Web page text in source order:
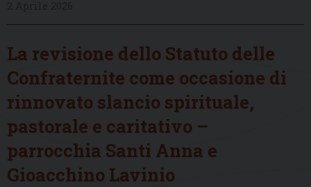
La revisione dello Statuto delle
Confraternite come occasione di
rinnovato slancio spirituale,
pastorale e caritativo –
parrocchia Santi Anna e
Gioacchino Lavinio